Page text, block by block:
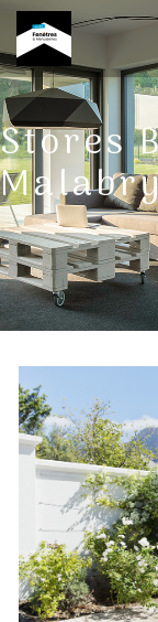
Panneau de
Stores